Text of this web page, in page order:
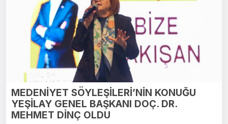
MEDENİYET SÖYLEŞİLERİ’NİN KONUĞU
YEŞİLAY GENEL BAŞKANI DOÇ. DR.
MEHMET DİNÇ OLDU